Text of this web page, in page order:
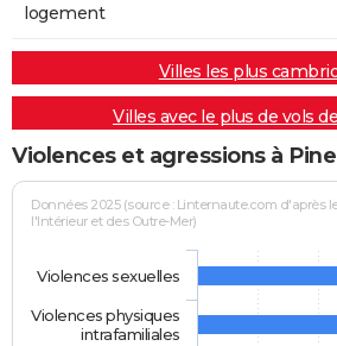
logement
Villes les plus
Villes avec le plus de vols
Violences et agressions à
Données 2025 (source : Linternaute.com d'après
l'Intérieur et des Outre-Mer)
Violences sexuelles
Violences physiques
intrafamiliales